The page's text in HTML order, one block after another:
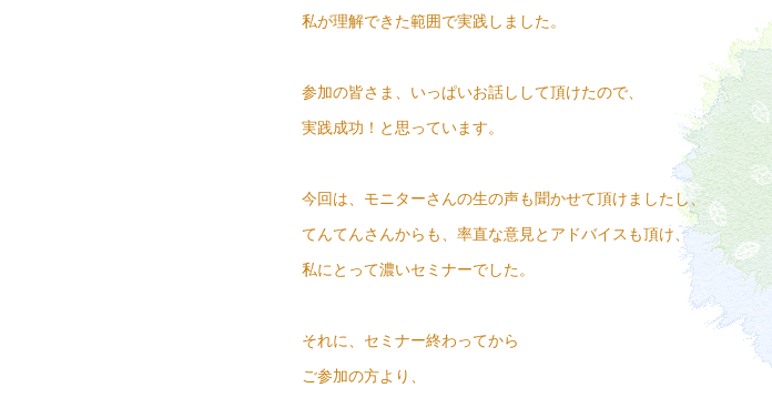
私が理解できた範囲で実践しました。
参加の皆さま、いっぱいお話しして頂けたので、
実践成功！と思っています。
今回は、モニターさんの生の声も聞かせて頂けましたし、
てんてんさんからも、率直な意見とアドバイスも頂け、
私にとって濃いセミナーでした。
それに、セミナー終わってから
ご参加の方より、